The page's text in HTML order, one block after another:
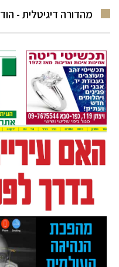
מהדורה דיגיטלית -